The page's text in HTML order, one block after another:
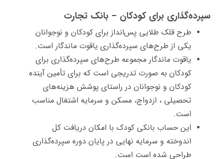
سپرده‌گذاری برای کودکان – بانک تجارت
طرح قلک طلایی پس‌انداز برای کودکان و نوجوانان
یکی از طرح‌های سپرده‌گذاری یاقوت ماندگار است.
یاقوت ماندگار مجموعه طرح‌های سپرده‌گذاری برای
کودکان به صورت تدریجی است که برای تأمین آینده
کودکان و نوجوانان در راستای پوشش هزینه‌های
تحصیلی ، ازدواج، مسکن و سرمایه اشتغال مناسب
است.
این حساب بانکی کودک با امکان دریافت کل
اندوخته و سرمایه نهایی در پایان دوره سپرده‌گذاری
طراحی شده است است.